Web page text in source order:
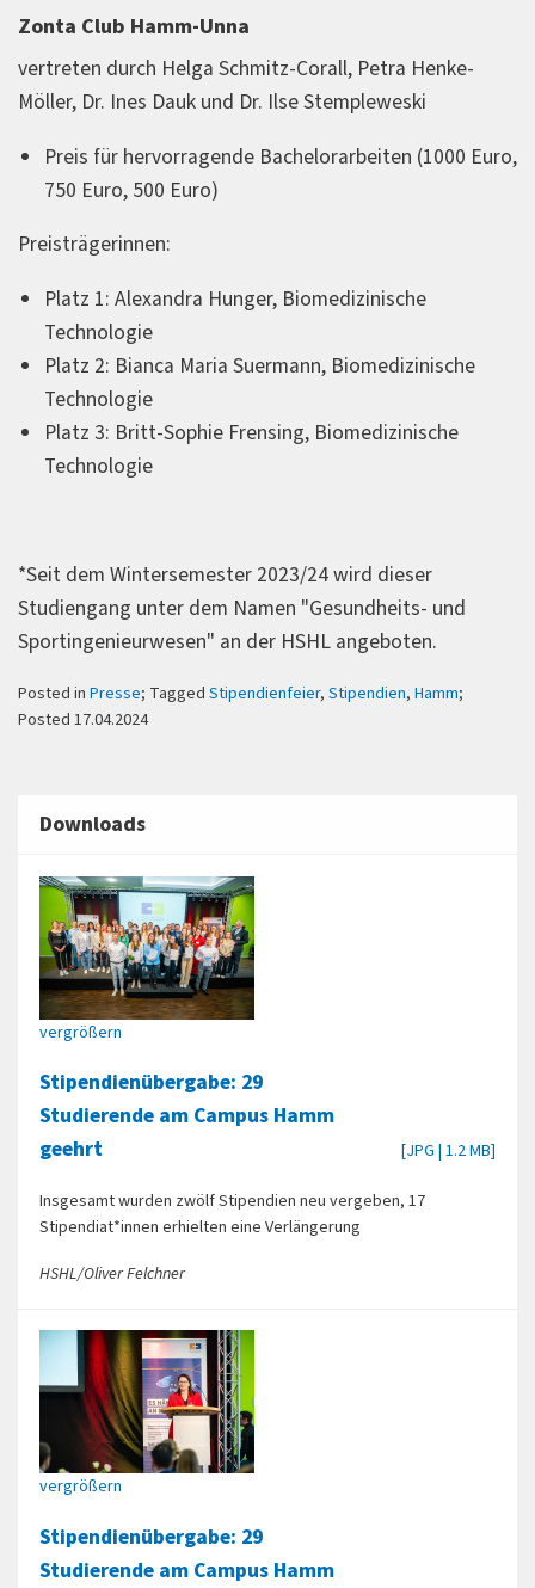
Zonta Club Hamm-Unna
vertreten durch Helga Schmitz-Corall, Petra Henke-
Möller, Dr. Ines Dauk und Dr. Ilse Stempleweski
Preis für hervorragende Bachelorarbeiten (1000 Euro,
750 Euro, 500 Euro)
Preisträgerinnen:
Platz 1: Alexandra Hunger, Biomedizinische
Technologie
Platz 2: Bianca Maria Suermann, Biomedizinische
Technologie
Platz 3: Britt-Sophie Frensing, Biomedizinische
Technologie
*Seit dem Wintersemester 2023/24 wird dieser
Studiengang unter dem Namen "Gesundheits- und
Sportingenieurwesen" an der HSHL angeboten.
Posted in Presse; Tagged Stipendienfeier, Stipendien, Hamm;
Posted 17.04.2024
Downloads
vergrößern
Stipendienübergabe: 29
Studierende am Campus Hamm
geehrt
[JPG | 1.2 MB]
Insgesamt wurden zwölf Stipendien neu vergeben, 17
Stipendiat*innen erhielten eine Verlängerung
HSHL/Oliver Felchner
vergrößern
Stipendienübergabe: 29
Studierende am Campus Hamm